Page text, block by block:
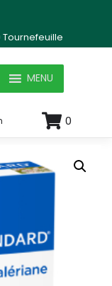
Tournefeuille
MENU
0